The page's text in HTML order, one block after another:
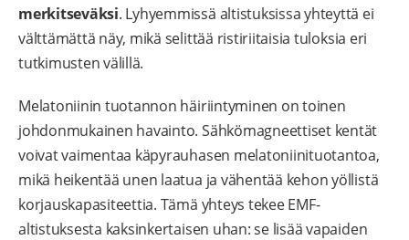
merkitseväksi. Lyhyemmissä altistuksissa yhteyttä ei
välttämättä näy, mikä selittää ristiriitaisia tuloksia eri
tutkimusten välillä.
Melatoniinin tuotannon häiriintyminen on toinen
johdonmukainen havainto. Sähkömagneettiset kentät
voivat vaimentaa käpyrauhasen melatoniinituotantoa,
mikä heikentää unen laatua ja vähentää kehon yöllistä
korjauskapasiteettia. Tämä yhteys tekee EMF-
altistuksesta kaksinkertaisen uhan: se lisää vapaiden